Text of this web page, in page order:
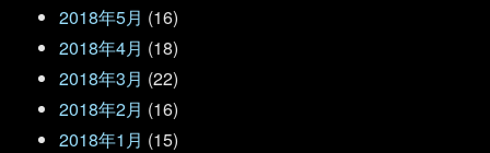
2018年5月 (16)
2018年4月 (18)
2018年3月 (22)
2018年2月 (16)
2018年1月 (15)